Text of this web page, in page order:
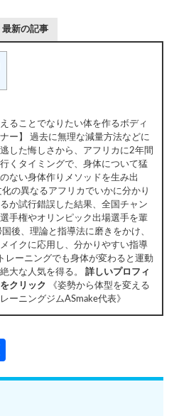
最新の記事
えることでなりたい体を作るボディ
ー】 過去に無理な減量方法などに
した悔しさから、アフリカに2年間
くタイミングで、身体について猛
ない身体作りメソッドを生み出
の異なるアフリカでいかに分かり
か試行錯誤した結果、全国チャン
手権やオリンピック出場選手を輩
後、理論と指導法に磨きをかけ、
イクに応用し、分かりやすい指導
レーニングでも身体が変わると運動
大な人気を得る。 詳しいプロフィ
クリック 《姿勢から体型を変える
ーニングジムASmake代表》
有